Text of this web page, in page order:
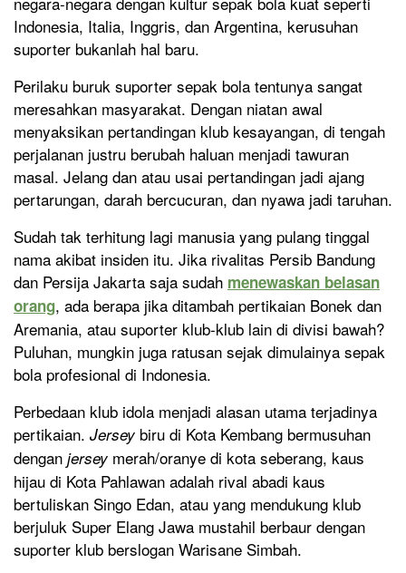
Indonesia, Italia, Inggris, dan Argentina, kerusuhan
suporter bukanlah hal baru.
Perilaku buruk suporter sepak bola tentunya sangat
meresahkan masyarakat. Dengan niatan awal
menyaksikan pertandingan klub kesayangan, di tengah
perjalanan justru berubah haluan menjadi tawuran
masal. Jelang dan atau usai pertandingan jadi ajang
pertarungan, darah bercucuran, dan nyawa jadi taruhan.
Sudah tak terhitung lagi manusia yang pulang tinggal
nama akibat insiden itu. Jika rivalitas Persib Bandung
dan Persija Jakarta saja sudah menewaskan belasan
orang, ada berapa jika ditambah pertikaian Bonek dan
Aremania, atau suporter klub-klub lain di divisi bawah?
Puluhan, mungkin juga ratusan sejak dimulainya sepak
bola profesional di Indonesia.
Perbedaan klub idola menjadi alasan utama terjadinya
pertikaian. Jersey biru di Kota Kembang bermusuhan
dengan jersey merah/oranye di kota seberang, kaus
hijau di Kota Pahlawan adalah rival abadi kaus
bertuliskan Singo Edan, atau yang mendukung klub
berjuluk Super Elang Jawa mustahil berbaur dengan
suporter klub berslogan Warisane Simbah.